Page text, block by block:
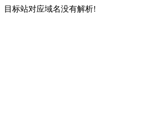
目标站对应域名没有解析!